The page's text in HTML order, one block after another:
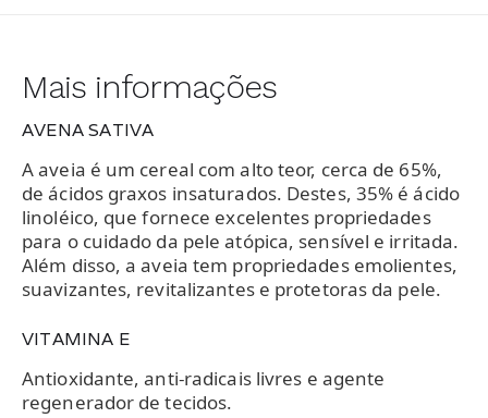
Mais informações
AVENA SATIVA
A aveia é um cereal com alto teor, cerca de 65%,
de ácidos graxos insaturados. Destes, 35% é ácido
linoléico, que fornece excelentes propriedades
para o cuidado da pele atópica, sensível e irritada.
Além disso, a aveia tem propriedades emolientes,
suavizantes, revitalizantes e protetoras da pele.
VITAMINA E
Antioxidante, anti-radicais livres e agente
regenerador de tecidos.